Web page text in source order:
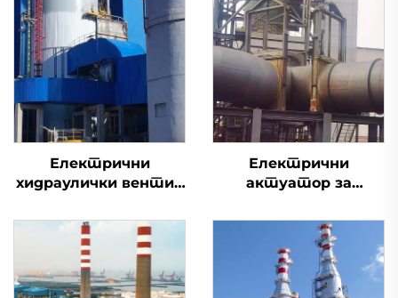
Електрични
хидраулички вентил
Електрични
актуатор за
димне вентиле